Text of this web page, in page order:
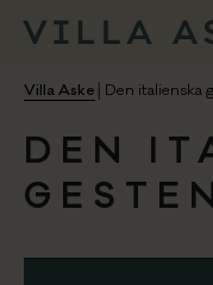
Konferens
Villa Aske Den italienska
DEN